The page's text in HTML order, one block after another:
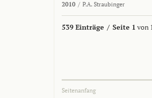
2010 / P.A. Straubinger
539 Einträge / Seite 1 von
Seitenanfang